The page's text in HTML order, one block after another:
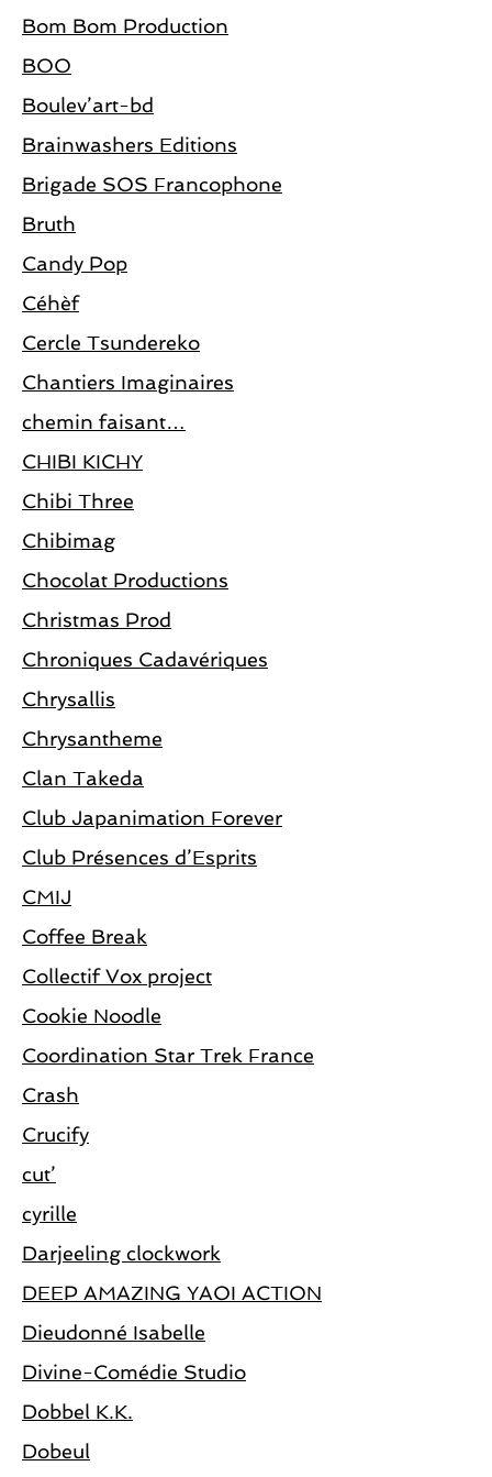
Bom Bom Production
BOO
Boulev’art-bd
Brainwashers Editions
Brigade SOS Francophone
Bruth
Candy Pop
Céhèf
Cercle Tsundereko
Chantiers Imaginaires
chemin faisant…
CHIBI KICHY
Chibi Three
Chibimag
Chocolat Productions
Christmas Prod
Chroniques Cadavériques
Chrysallis
Chrysantheme
Clan Takeda
Club Japanimation Forever
Club Présences d’Esprits
CMIJ
Coffee Break
Collectif Vox project
Cookie Noodle
Coordination Star Trek France
Crash
Crucify
cut’
cyrille
Darjeeling clockwork
DEEP AMAZING YAOI ACTION
Dieudonné Isabelle
Divine-Comédie Studio
Dobbel K.K.
Dobeul